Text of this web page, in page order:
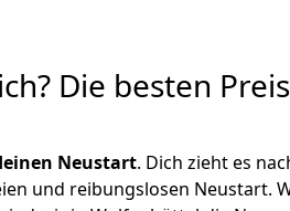
Die besten
Neustart. Dich zieht es
und reibungslosen Neustart.